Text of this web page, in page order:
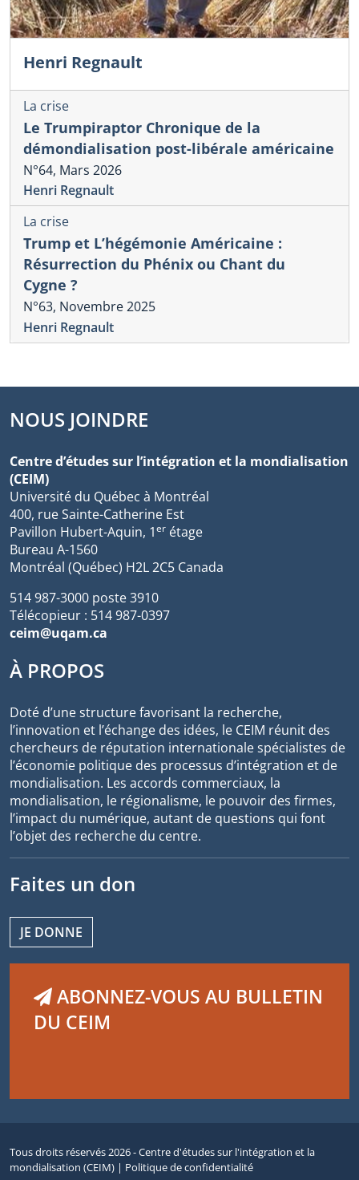
Henri Regnault
La crise
Le Trumpiraptor Chronique de la
démondialisation post-libérale américaine
N°64, Mars 2026
Henri Regnault
La crise
Trump et L’hégémonie Américaine :
Résurrection du Phénix ou Chant du
Cygne ?
N°63, Novembre 2025
Henri Regnault
NOUS JOINDRE
Centre d’études sur l’intégration et la mondialisation
(CEIM)
Université du Québec à Montréal
400, rue Sainte-Catherine Est
Pavillon Hubert-Aquin, 1er étage
Bureau A-1560
Montréal (Québec) H2L 2C5 Canada
514 987-3000 poste 3910
Télécopieur : 514 987-0397
ceim@uqam.ca
À PROPOS
Doté d’une structure favorisant la recherche,
l’innovation et l’échange des idées, le CEIM réunit des
chercheurs de réputation internationale spécialistes de
l’économie politique des processus d’intégration et de
mondialisation. Les accords commerciaux, la
mondialisation, le régionalisme, le pouvoir des firmes,
l’impact du numérique, autant de questions qui font
l’objet des recherche du centre.
Faites un don
JE DONNE
ABONNEZ-VOUS AU BULLETIN
DU CEIM
Tous droits réservés 2026 - Centre d'études sur l'intégration et la
mondialisation (CEIM) | Politique de confidentialité